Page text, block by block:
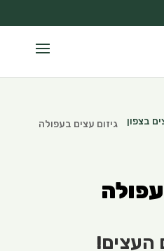
בצפון גיזום עצים בעפולה
העצים!